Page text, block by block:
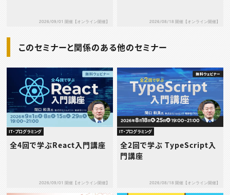
2026/09/01 開催【オンライン開催】 2026/08/18 開催【オンライン開催】
このセミナーと関係のある他のセミナー
IT・プログラミング
全4回で学ぶReact入門講座
2026/09/01 開催【オンライン開催】
IT・プログラミング
全2回で学ぶ TypeScript入
門講座
2026/08/18 開催【オンライン開催】